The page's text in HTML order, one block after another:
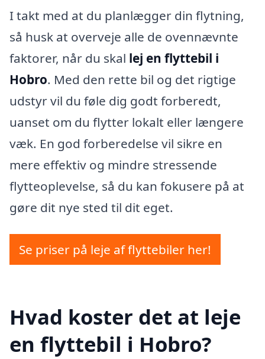
I takt med at du planlægger din flytning,
så husk at overveje alle de ovennævnte
faktorer, når du skal lej en flyttebil i
Hobro. Med den rette bil og det rigtige
udstyr vil du føle dig godt forberedt,
uanset om du flytter lokalt eller længere
væk. En god forberedelse vil sikre en
mere effektiv og mindre stressende
flytteoplevelse, så du kan fokusere på at
gøre dit nye sted til dit eget.
Se priser på leje af flyttebiler her!
Hvad koster det at leje
en flyttebil i Hobro?